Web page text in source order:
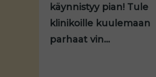
käynnistyy pian! Tule
klinikoille kuulemaan
parhaat vin...